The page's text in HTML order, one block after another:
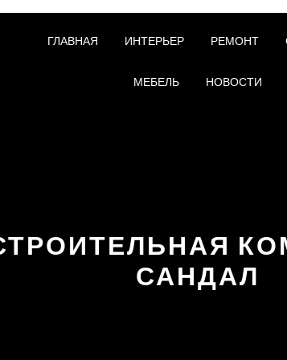
ГЛАВНАЯ ИНТЕРЬЕР РЕМОНТ
МЕБЕЛЬ НОВОСТИ
САНДАЛ